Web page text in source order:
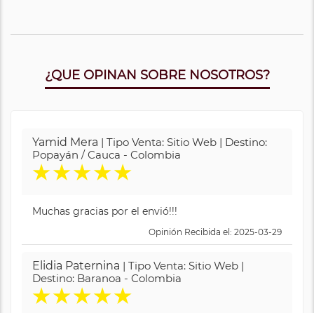
¿QUE OPINAN SOBRE NOSOTROS?
Yamid Mera | Tipo Venta: Sitio Web | Destino:
Popayán / Cauca - Colombia
★★★★★
Muchas gracias por el envió!!!
Opinión Recibida el: 2025-03-29
Elidia Paternina | Tipo Venta: Sitio Web |
Destino: Baranoa - Colombia
★★★★★